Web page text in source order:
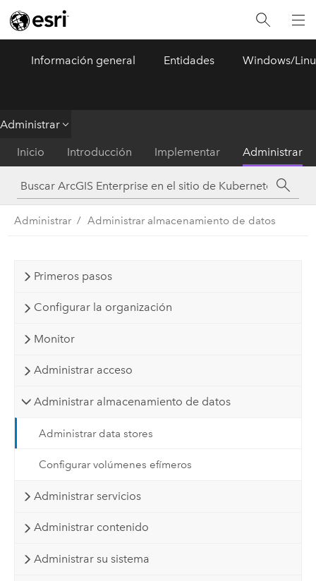
Información general Entidades Windows/
Administrar
Inicio Introducción Implementar Administrar
Administrar Administrar almacenamiento de datos
Primeros pasos
Configurar la organización
Monitor
Administrar acceso
Administrar almacenamiento de datos
Administrar data stores
Configurar volúmenes efímeros
Administrar servicios
Administrar contenido
Administrar su sistema